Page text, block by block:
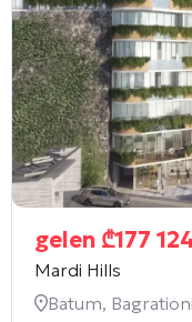
gelen ₾177 124
Mardi Hills
Batum,